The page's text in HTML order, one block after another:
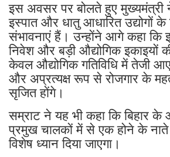
इस अवसर पर बोलते हुए मुख्यमंत्री
इस्पात और धातु आधारित उद्योगों
संभावनाएं हैं। उन्होंने आगे कहा कि
निवेश और बड़ी औद्योगिक इकाइयों
केवल औद्योगिक गतिविधि में तेजी
और अप्रत्यक्ष रूप से रोजगार के
सृजित होंगे।
सम्राट ने यह भी कहा कि बिहार के
प्रमुख चालकों में से एक होने के नाते
विशेष ध्यान दिया जाएगा।